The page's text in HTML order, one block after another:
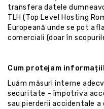
transfera datele
TLH (Top Level Hosting
Europeană unde se pot
comerciali (doar în
Cum protejam
Luăm măsuri interne
securitate - împotriva
sau pierderii accidentale